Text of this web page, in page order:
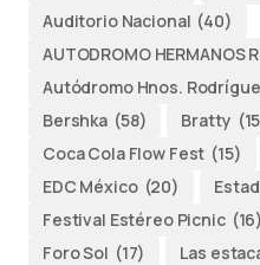
Auditorio Nacional (40)
AUTODROMO HERMANOS
Autódromo Hnos.
Bershka (58) Bratty
Coca Cola Flow Fest (15)
EDC México (20)
Festival Estéreo Picnic (16)
Foro Sol (17) Las